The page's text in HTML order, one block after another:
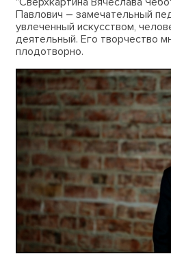
Павлович – замечательный
увлеченный искусством,
деятельный. Его творчество
плодотворно.